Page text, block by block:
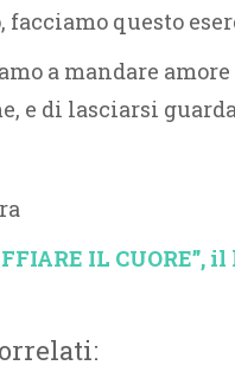
facciamo questo
a mandare
e di lasciarsi
IL